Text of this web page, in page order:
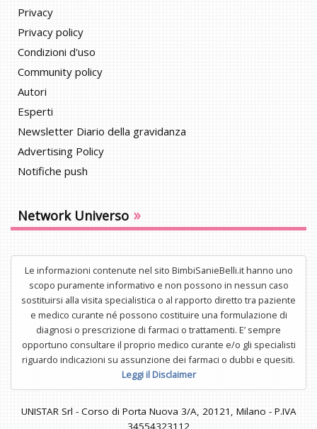
Privacy
Privacy policy
Condizioni d'uso
Community policy
Autori
Esperti
Newsletter Diario della gravidanza
Advertising Policy
Notifiche push
Network Universo »
Le informazioni contenute nel sito BimbiSanieBelli.it hanno uno
scopo puramente informativo e non possono in nessun caso
sostituirsi alla visita specialistica o al rapporto diretto tra paziente
e medico curante né possono costituire una formulazione di
diagnosi o prescrizione di farmaci o trattamenti. E’ sempre
opportuno consultare il proprio medico curante e/o gli specialisti
riguardo indicazioni su assunzione dei farmaci o dubbi e quesiti.
Leggi il Disclaimer
UNISTAR Srl - Corso di Porta Nuova 3/A, 20121, Milano - P.IVA
34554323112